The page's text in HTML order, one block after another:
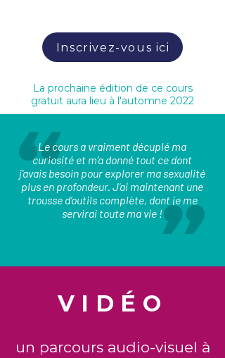
Inscrivez-vous ici
La prochaine édition de ce cours
gratuit aura lieu à l'automne 2022
Le cours a vraiment décuplé ma
curiosité et m'a donné tout ce dont
j'avais besoin pour explorer ma sexualité
plus en profondeur. J'ai maintenant une
trousse d’outils complète, dont je me
servirai toute ma vie !
VIDÉO
un parcours audio-visuel à